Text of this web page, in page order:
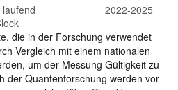
laufend
2022-2025
die in der Forschung verwendet
Vergleich mit einem nationalen
um der Messung Gültigkeit zu
der Quantenforschung werden vor